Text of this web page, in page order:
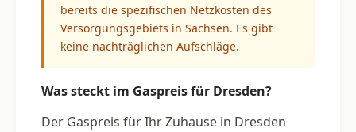
bereits die spezifischen Netzkosten des
Versorgungsgebiets in Sachsen. Es gibt
keine nachträglichen Aufschläge.
Was steckt im Gaspreis für Dresden?
Der Gaspreis für Ihr Zuhause in Dresden